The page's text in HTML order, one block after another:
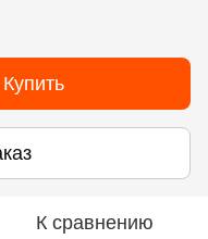
Купить
К сравнению